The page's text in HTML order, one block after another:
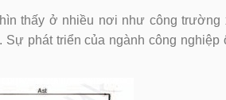
thấy ở nhiều nơi như công trường
phát triển của ngành công nghiệp